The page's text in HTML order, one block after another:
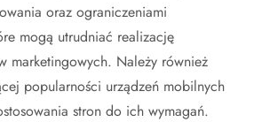
oraz ograniczeniami
mogą utrudniać realizację
marketingowych. Należy również
popularności urządzeń mobilnych
stron do ich wymagań.